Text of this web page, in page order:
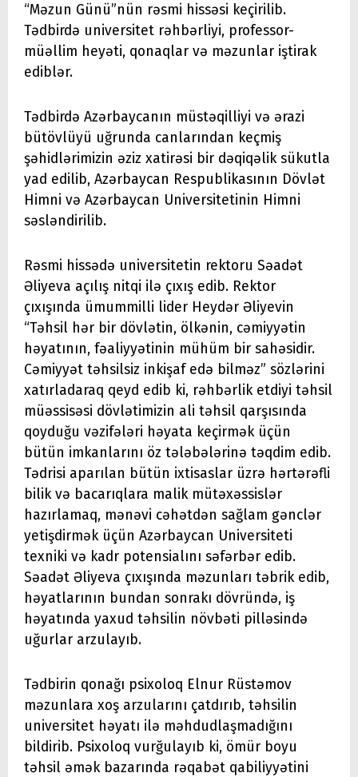
“Məzun Günü”nün rəsmi hissəsi keçirilib.
Tədbirdə universitet rəhbərliyi, professor-
müəllim heyəti, qonaqlar və məzunlar iştirak
ediblər.
Tədbirdə Azərbaycanın müstəqilliyi və ərazi
bütövlüyü uğrunda canlarından keçmiş
şəhidlərimizin əziz xatirəsi bir dəqiqəlik sükutla
yad edilib, Azərbaycan Respublikasının Dövlət
Himni və Azərbaycan Universitetinin Himni
səsləndirilib.
Rəsmi hissədə universitetin rektoru Səadət
Əliyeva açılış nitqi ilə çıxış edib. Rektor
çıxışında ümummilli lider Heydər Əliyevin
“Təhsil hər bir dövlətin, ölkənin, cəmiyyətin
həyatının, fəaliyyətinin mühüm bir sahəsidir.
Cəmiyyət təhsilsiz inkişaf edə bilməz” sözlərini
xatırladaraq qeyd edib ki, rəhbərlik etdiyi təhsil
müəssisəsi dövlətimizin ali təhsil qarşısında
qoyduğu vəzifələri həyata keçirmək üçün
bütün imkanlarını öz tələbələrinə təqdim edib.
Tədrisi aparılan bütün ixtisaslar üzrə hərtərəfli
bilik və bacarıqlara malik mütəxəssislər
hazırlamaq, mənəvi cəhətdən sağlam gənclər
yetişdirmək üçün Azərbaycan Universiteti
texniki və kadr potensialını səfərbər edib.
Səadət Əliyeva çıxışında məzunları təbrik edib,
həyatlarının bundan sonrakı dövründə, iş
həyatında yaxud təhsilin növbəti pilləsində
uğurlar arzulayıb.
Tədbirin qonağı psixoloq Elnur Rüstəmov
məzunlara xoş arzularını çatdırıb, təhsilin
universitet həyatı ilə məhdudlaşmadığını
bildirib. Psixoloq vurğulayıb ki, ömür boyu
təhsil əmək bazarında rəqabət qabiliyyətini